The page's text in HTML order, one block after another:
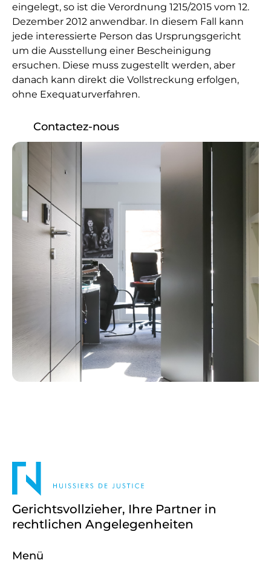
eingelegt, so ist die Verordnung 1215/2015 vom 12.
Dezember 2012 anwendbar. In diesem Fall kann
jede interessierte Person das Ursprungsgericht
um die Ausstellung einer Bescheinigung
ersuchen. Diese muss zugestellt werden, aber
danach kann direkt die Vollstreckung erfolgen,
ohne Exequaturverfahren.
Contactez-nous
Gerichtsvollzieher, Ihre Partner in
rechtlichen Angelegenheiten
Menü